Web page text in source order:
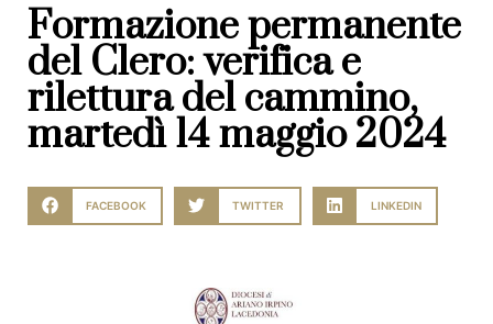
Formazione permanente
del Clero: verifica e
rilettura del cammino,
martedì 14 maggio 2024
FACEBOOK TWITTER LINKEDIN